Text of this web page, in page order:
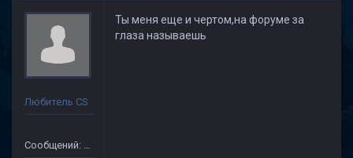
Любитель CS
Сообщений: 11
Ты меня еще и чертом,на форуме за
глаза называешь